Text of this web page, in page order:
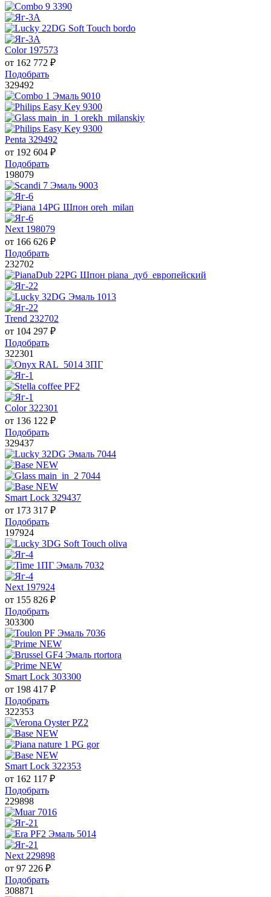
Color 197573
от 162 772 ₽
Подобрать
329492
Penta 329492
от 192 604 ₽
Подобрать
198079
Next 198079
от 166 626 ₽
Подобрать
232702
Trend 232702
от 104 297 ₽
Подобрать
322301
Color 322301
от 136 122 ₽
Подобрать
329437
Smart Lock 329437
от 173 317 ₽
Подобрать
197924
Next 197924
от 155 826 ₽
Подобрать
303300
Smart Lock 303300
от 198 417 ₽
Подобрать
322353
Smart Lock 322353
от 162 117 ₽
Подобрать
229898
Next 229898
от 97 226 ₽
Подобрать
308871